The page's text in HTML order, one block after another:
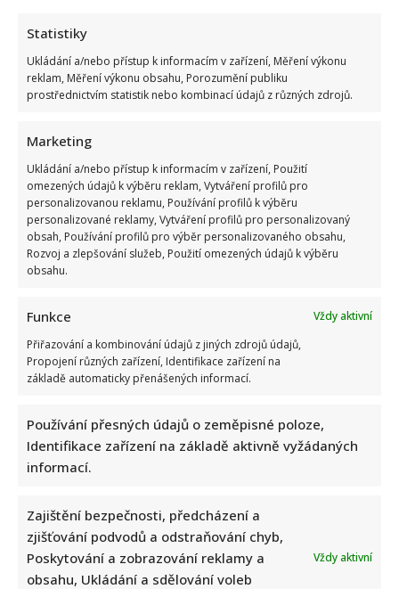
Statistiky
Ukládání a/nebo přístup k informacím v zařízení, Měření výkonu
reklam, Měření výkonu obsahu, Porozumění publiku
prostřednictvím statistik nebo kombinací údajů z různých zdrojů.
Marketing
Ukládání a/nebo přístup k informacím v zařízení, Použití
omezených údajů k výběru reklam, Vytváření profilů pro
personalizovanou reklamu, Používání profilů k výběru
personalizované reklamy, Vytváření profilů pro personalizovaný
obsah, Používání profilů pro výběr personalizovaného obsahu,
Rozvoj a zlepšování služeb, Použití omezených údajů k výběru
obsahu.
Funkce
Vždy aktivní
Přiřazování a kombinování údajů z jiných zdrojů údajů,
Propojení různých zařízení, Identifikace zařízení na
základě automaticky přenášených informací.
Používání přesných údajů o zeměpisné poloze,
Identifikace zařízení na základě aktivně vyžádaných
informací.
Zajištění bezpečnosti, předcházení a
zjišťování podvodů a odstraňování chyb,
Poskytování a zobrazování reklamy a
obsahu, Ukládání a sdělování voleb
Vždy aktivní
oslavili
výročí
vskutku
originálně